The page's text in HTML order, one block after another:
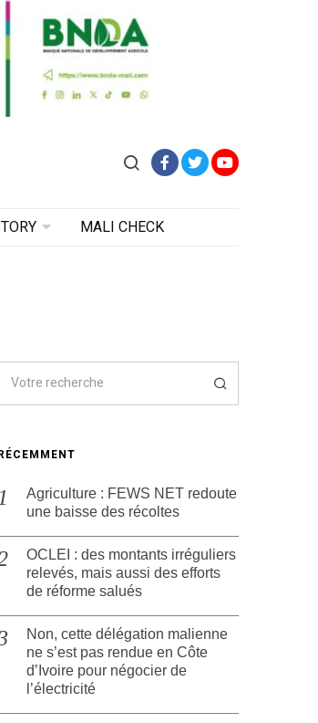
MALI CHECK
Agriculture : FEWS NET redoute
une baisse des récoltes
OCLEI : des montants irréguliers
relevés, mais aussi des efforts
de réforme salués
Non, cette délégation malienne
ne s’est pas rendue en Côte
d’Ivoire pour négocier de
l’électricité